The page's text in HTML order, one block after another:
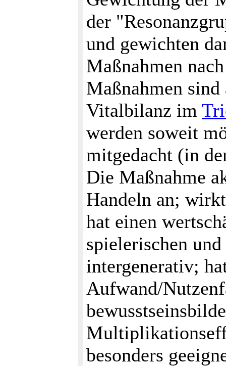
der
und gewichten
Maßnahmen
Maßnahmen sind
Vitalbilanz im
werden soweit
mitgedacht (in
Die Maßnahme
Handeln an;
hat einen
spielerischen
intergenerativ;
Aufwand/
besonders